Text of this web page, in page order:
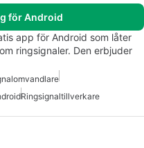
för Android
app för Android som låter
ringsignaler. Den erbjuder
Ringsignaltillverkare